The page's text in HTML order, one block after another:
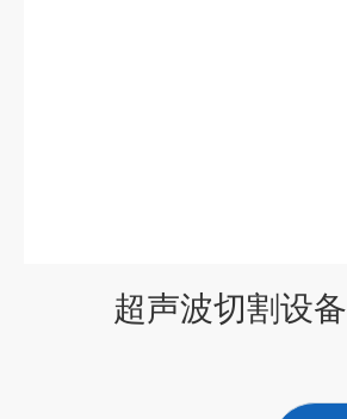
超声波切割设备